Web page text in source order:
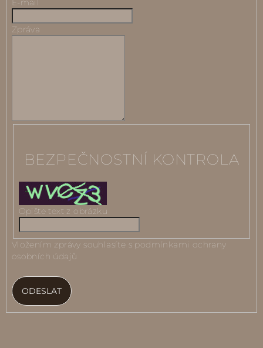
E-mail
Zpráva
BEZPEČNOSTNÍ KONTROLA
Opište text z obrázku
Vložením zprávy souhlasíte s podmínkami ochrany
osobních údajů
ODESLAT